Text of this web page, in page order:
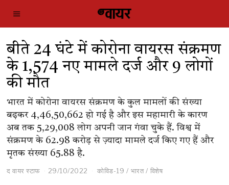
बीते 24 घंटे में कोरोना वायरस संक्रमण
के 1,574 नए मामले दर्ज और 9 लोगों
की मौत
भारत में कोरोना वायरस संक्रमण के कुल मामलों की संख्या
बढ़कर 4,46,50,662 हो गई है और इस महामारी के कारण
अब तक 5,29,008 लोग अपनी जान गंवा चुके हैं. विश्व में
संक्रमण के 62.98 करोड़ से ज़्यादा मामले दर्ज किए गए हैं और
मृतक संख्या 65.88 है.
द वायर स्टाफ 29/10/2022 कोविड-19 / भारत / विशेष